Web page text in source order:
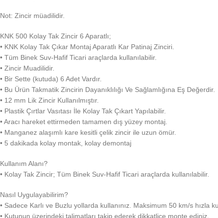
Not: Zincir müadilidir.
KNK 500 Kolay Tak Zincir 6 Aparatlı;
• KNK Kolay Tak Çıkar Montaj Aparatlı Kar Patinaj Zinciri.
• Tüm Binek Suv-Hafif Ticari araçlarda kullanılabilir.
• Zincir Muadilidir.
• Bir Sette (kutuda) 6 Adet Vardır.
• Bu Ürün Takmatik Zincirin Dayanıklılığı Ve Sağlamlığına Eş Değerdir.
• 12 mm Lik Zincir Kullanılmıştır.
• Plastik Çırtlar Vasıtası İle Kolay Tak Çıkart Yapılabilir.
• Aracı hareket ettirmeden tamamen dış yüzey montaj.
• Manganez alaşımlı kare kesitli çelik zincir ile uzun ömür.
• 5 dakikada kolay montak, kolay demontaj
Kullanım Alanı?
• Kolay Tak Zincir; Tüm Binek Suv-Hafif Ticari araçlarda kullanılabilir.
Nasıl Uygulayabilirim?
• Sadece Karlı ve Buzlu yollarda kullanınız. Maksimum 50 km/s hızla
• Kutunun üzerindeki talimatları takip ederek dikkatlice monte ediniz.